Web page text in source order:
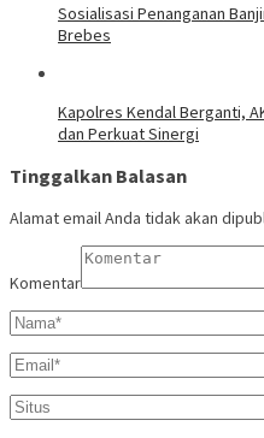
Sosialisasi Penanganan
Brebes
Kapolres Kendal Berganti,
dan Perkuat Sinergi
Tinggalkan Balasan
Alamat email Anda tidak akan
Komentar